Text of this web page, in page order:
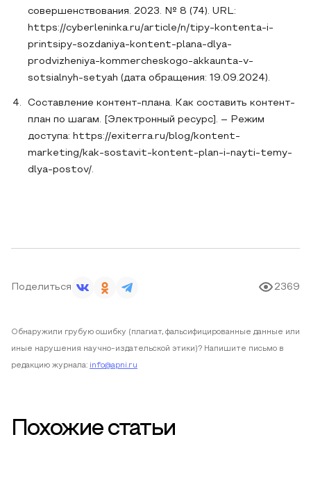
совершенствования. 2023. № 8 (74). URL:
https://cyberleninka.ru/article/n/tipy-kontenta-i-
printsipy-sozdaniya-kontent-plana-dlya-
prodvizheniya-kommercheskogo-akkaunta-v-
sotsialnyh-setyah (дата обращения: 19.09.2024).
Составление контент-плана. Как составить контент-
план по шагам. [Электронный ресурс]. – Режим
доступа: https://exiterra.ru/blog/kontent-
marketing/kak-sostavit-kontent-plan-i-nayti-temy-
dlya-postov/.
Поделиться 2369
Обнаружили грубую ошибку (плагиат, фальсифицированные данные или
иные нарушения научно-издательской этики)? Напишите письмо в
редакцию журнала: info@apni.ru
Похожие статьи